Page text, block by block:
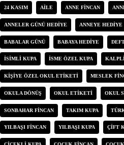
24 KASIM AILE ANNE FINCAN
ANNELER GÜNÜ HEDIYE ANNEYE HEDIYE
BABALAR GÜNÜ BABAYA HEDIYE
ISIMLI KUPA ISME ÖZEL KUPA
KIŞIYE ÖZEL OKUL ETIKETI MESLEK
OKULA DÖNÜŞ OKUL ETIKETI OKUL
SONBAHAR FINCAN TAKIM KUPA
YILBAŞI FINCAN YILBAŞI KUPA ÇIFT